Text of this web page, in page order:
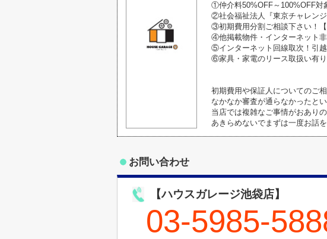
①仲介料50%OFF～100%OFF対
②社会福祉法人『東京チャレンジ
③初期費用分割ご相談下さい！
④他掲載物件・インターネット
⑤インターネット回線取次！引越
⑥家具・家電のリース取扱い有り
初期費用や保証人についてのご
なかなか審査が通らなかったとい
当店では複雑なご事情がおあり
あきらめないでまずは一度お話
お問い合わせ
【ハウスガレージ池袋店】
03-5985-